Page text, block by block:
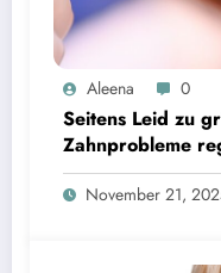
Aleena 0
Seitens Leid zu
Zahnprobleme
November 21,